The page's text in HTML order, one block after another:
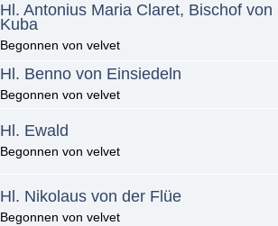
Hl. Antonius Maria Claret, Bischof von
Kuba
Begonnen von velvet
Hl. Benno von Einsiedeln
Begonnen von velvet
Hl. Ewald
Begonnen von velvet
Hl. Nikolaus von der Flüe
Begonnen von velvet